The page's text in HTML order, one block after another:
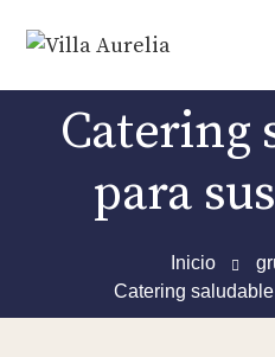
Catering
para
Inicio
Catering